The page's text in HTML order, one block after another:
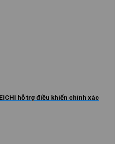
hỗ trợ điều khiển chính xác